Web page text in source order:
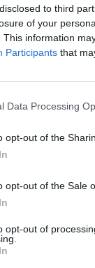
to third
of your
This information
Participants that
Data Processing
opt-out of the
opt-out of the Sale
opt-out of
ασίστ